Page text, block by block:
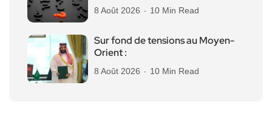
8 Août 2026 10 Min Read
Sur fond de tensions au Moyen-
Orient :
8 Août 2026 10 Min Read